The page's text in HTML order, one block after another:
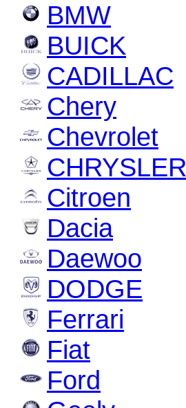
BMW
BUICK
CADILLAC
Chery
Chevrolet
CHRYSLER
Citroen
Dacia
Daewoo
DODGE
Ferrari
Fiat
Ford